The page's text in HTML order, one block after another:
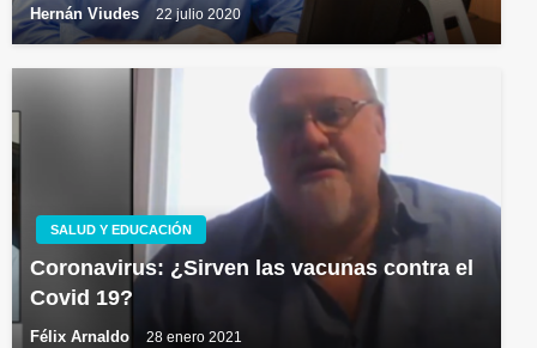
Hernán Viudes 22 julio 2020
SALUD Y EDUCACIÓN
Coronavirus: ¿Sirven las vacunas contra el
Covid 19?
Félix Arnaldo 28 enero 2021